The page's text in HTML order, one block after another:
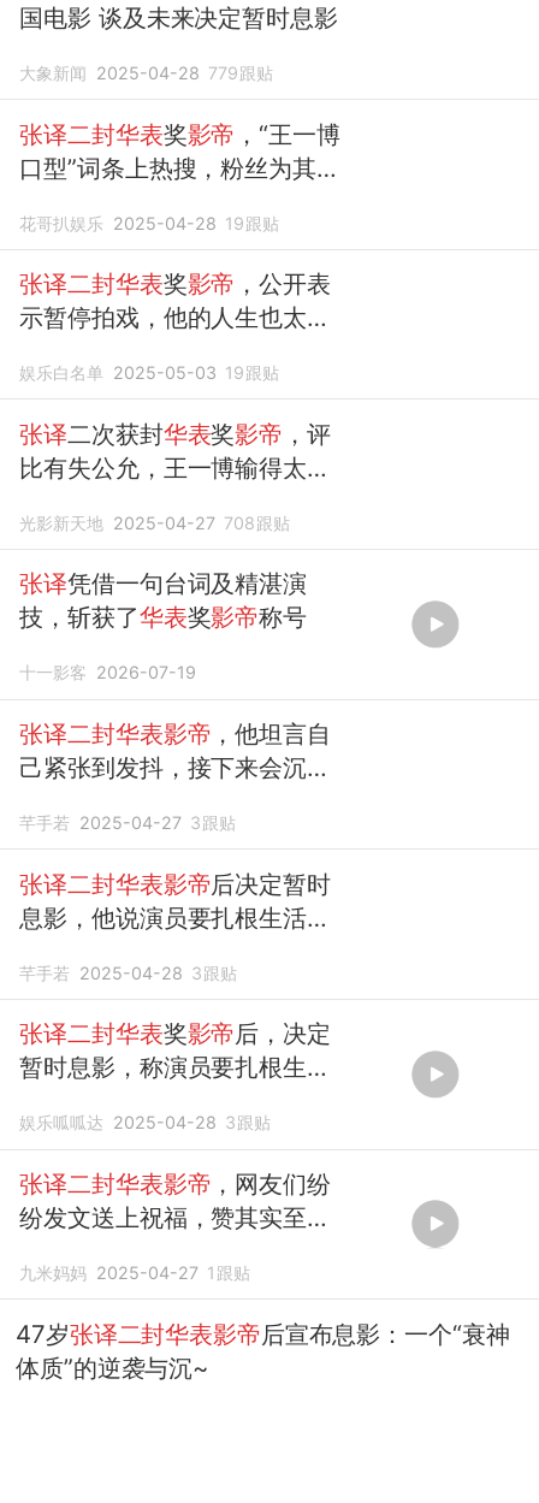
国电影 谈及未来决定暂时息影
大象新闻 2025-04-28 779跟贴
张译二封华表奖影帝 ，“王一博
口型”词条上热搜，粉丝为其鸣
花哥扒娱乐 2025-04-28 19跟贴
张译二封华表奖影帝 ，公开表
示暂停拍戏，他的人生也太
娱乐白名单 2025-05-03 19跟贴
张译二次获封华表奖影帝 ，评
比有失公允，王一博输得太冤
光影新天地 2025-04-27 708跟贴
张译凭借一句台词及精湛演
技，斩获了华表奖影帝称号
十一影客 2026-07-19
张译二封华表影帝 ，他坦言自
己紧张到发抖，接下来会沉淀
芊手若 2025-04-27 3跟贴
张译二封华表影帝后决定暂时
息影，他说演员要扎根生活，
芊手若 2025-04-28 3跟贴
张译二封华表奖影帝后，决定
暂时息影，称演员要扎根生活
娱乐呱呱达 2025-04-28 3跟贴
张译二封华表影帝 ，网友们纷
纷发文送上祝福，赞其实至名
九米妈妈 2025-04-27 1 跟贴
47岁张译二封华表影帝 后宣布息影：一个“衰神
体质”的逆袭与沉~